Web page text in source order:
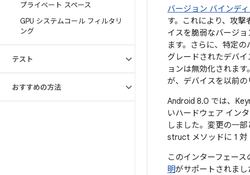
プライベート スペース
GPU システムコール フィルタリ
ング
テスト
おすすめの方法
バージョン バインデ
す。これにより、攻
イスを脆弱なバージ
ます。さらに、特定
グレードされたデバ
ョンは無効化されま
が、デバイスを以前の
Android 8.0 では、
いハードウェア イン
しました。変更の一
struct メソッドに 1 対
このインターフェー
明がサポートされまし